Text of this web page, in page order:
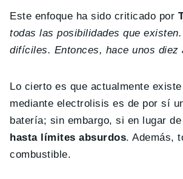
Este enfoque ha sido criticado por
todas las posibilidades que
difíciles. Entonces, hace unos diez
Lo cierto es que actualmente
mediante electrolisis es de por sí
batería; sin embargo, si en lugar
hasta límites absurdos. Además,
combustible.